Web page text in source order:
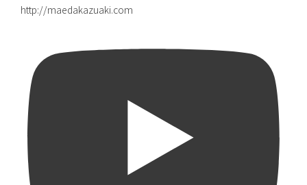
http://maedakazuaki.com